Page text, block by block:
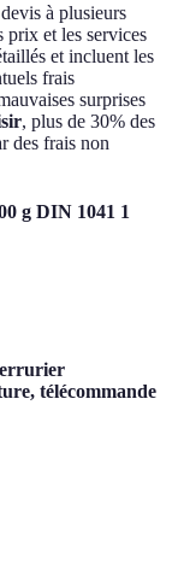
à plusieurs
prix et les services
et incluent les
frais
surprises
, plus de 30% des
des frais non
g DIN 1041 1
télécommande